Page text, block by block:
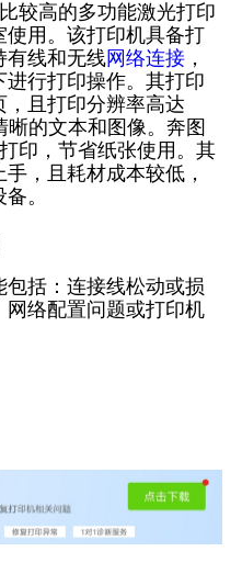
较高的多功能激光打印
用。该打印机具备打
有线和无线网络连接，
行打印操作。其打印
，且打印分辨率高达
晰的文本和图像。奔图
印，节省纸张使用。其
，且耗材成本较低，
。
括：连接线松动或损
络配置问题或打印机